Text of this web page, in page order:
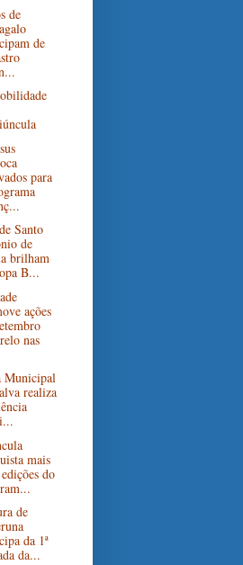
de
de
para
Santo
de
brilham
B...
ações
nas
Municipal
realiza
mais
do
de
da 1ª
da...